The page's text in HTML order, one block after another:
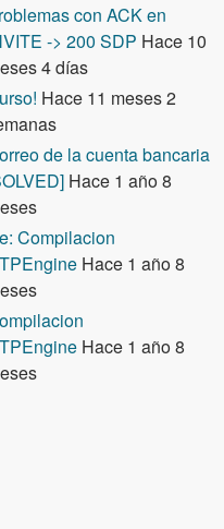
con ACK en
-> 200 SDP Hace 10
4 días
Hace 11 meses 2
de la cuenta bancaria
Hace 1 año 8
Compilacion
Hace 1 año 8
Hace 1 año 8